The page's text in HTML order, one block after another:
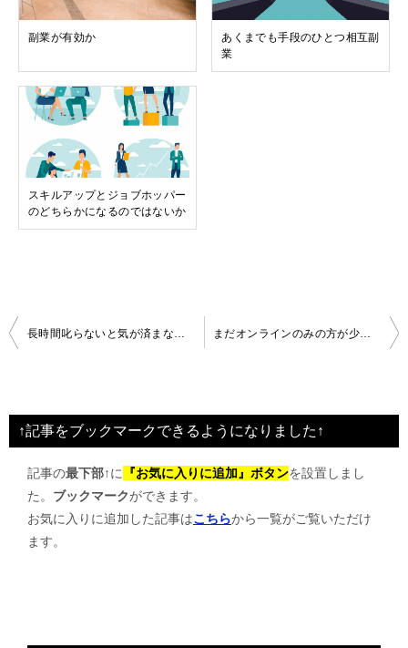
副業が有効か
あくまでも手段のひとつ相互副
業
スキルアップとジョブホッパー
のどちらかになるのではないか
投
ビ
ゲ
↑記事をブックマークできるようになりました↑
記事の最下部↑に 『お気に入りに追加』ボタンを設置しまし
た。 ブックマークができます。
お気に入りに追加した記事はこちらから一覧がご覧いただけ
ます。